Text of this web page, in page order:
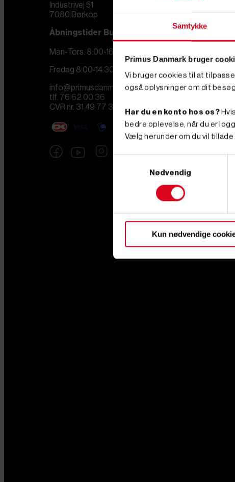
Samtykke
Primus Danmark bruger
Vi bruger cookies til at
også oplysninger om dit
Har du en konto hos os?
bedre oplevelse, når du er
Vælg herunder om du vil
Nødvendig
Kun nødvendige
Industrivej 51
7080 Børkop
Åbningstider Butik
Man-Tors. 8:00-16:00
Fredag 8:00-14:30
info@primusdanmark.dk
tlf. 76 62 00 36
CVR nr. 31 49 77 36